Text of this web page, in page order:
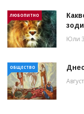
ЛЮБОПИТНО
Юли
ОБЩЕСТВО